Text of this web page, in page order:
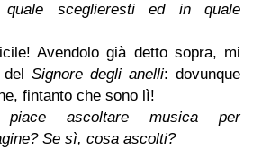
sceglieresti ed in quale
Avendolo già detto sopra, mi
Signore degli anelli: dovunque
fintanto che sono lì!
ascoltare musica per
Se sì, cosa ascolti?